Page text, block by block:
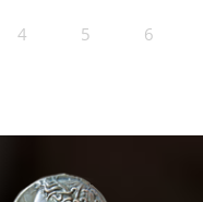
4 5 6